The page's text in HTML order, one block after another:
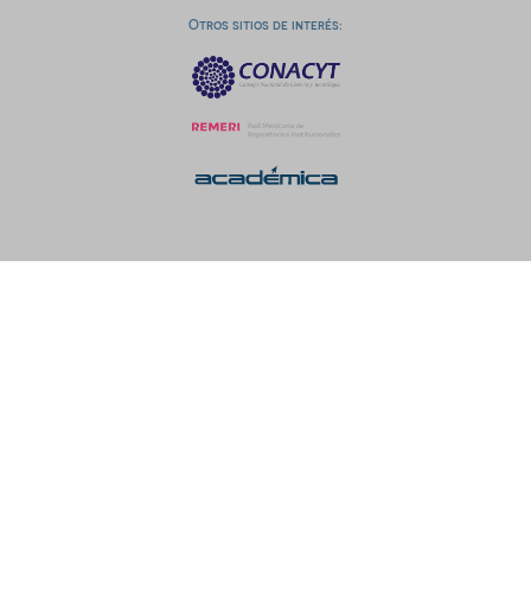
Otros sitios de interés: